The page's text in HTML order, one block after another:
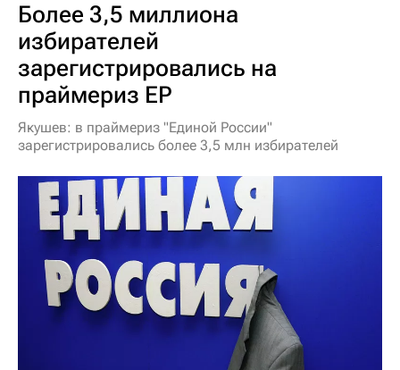
Более 3,5 миллиона
избирателей
зарегистрировались на
праймериз ЕР
Якушев: в праймериз "Единой России"
зарегистрировались более 3,5 млн избирателей